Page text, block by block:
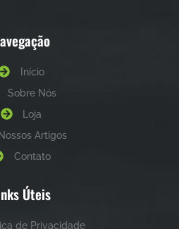
Início
Sobre Nós
Loja
Artigos
Contato
Úteis
de Privacidade